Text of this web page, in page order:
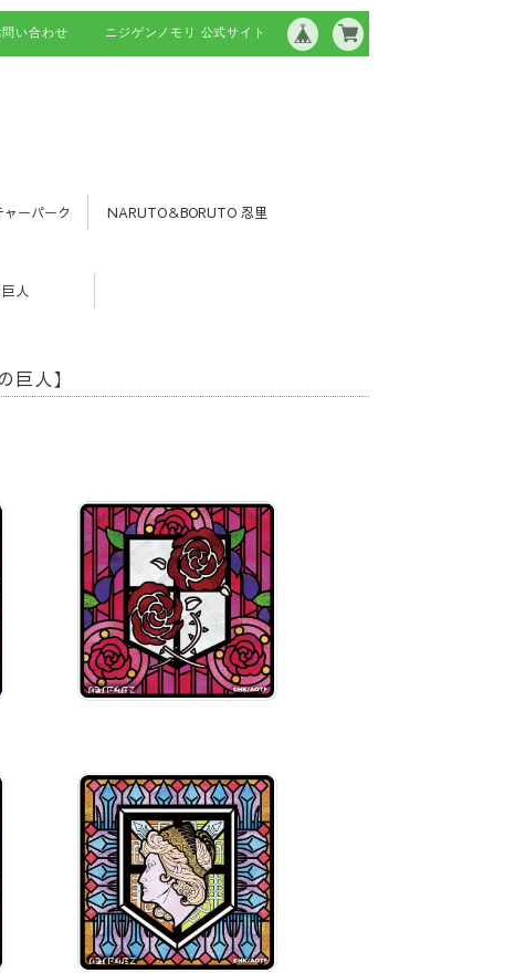
問い合わせ ニジゲンノモリ 公式サイト
ャーパーク NARUTO＆BORUTO 忍里
人
人】